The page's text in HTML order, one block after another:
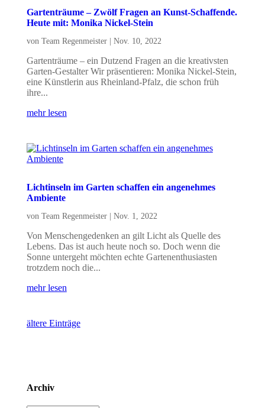
Gartenträume – Zwölf Fragen an Kunst-Schaffende.
Heute mit: Monika Nickel-Stein
von Team Regenmeister| Nov. 10, 2022
Gartenträume – ein Dutzend Fragen an die kreativsten
Garten-Gestalter Wir präsentieren: Monika Nickel-Stein,
eine Künstlerin aus Rheinland-Pfalz, die schon früh
ihre...
mehr lesen
Lichtinseln im Garten schaffen ein angenehmes
Ambiente
von Team Regenmeister| Nov. 1, 2022
Von Menschengedenken an gilt Licht als Quelle des
Lebens. Das ist auch heute noch so. Doch wenn die
Sonne untergeht möchten echte Gartenenthusiasten
trotzdem noch die...
mehr lesen
ältere Einträge
Archiv